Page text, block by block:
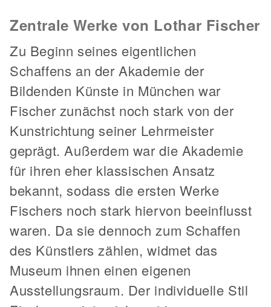
Zentrale Werke von Lothar Fischer
Zu Beginn seines eigentlichen
Schaffens an der Akademie der
Bildenden Künste in München war
Fischer zunächst noch stark von der
Kunstrichtung seiner Lehrmeister
geprägt. Außerdem war die Akademie
für ihren eher klassischen Ansatz
bekannt, sodass die ersten Werke
Fischers noch stark hiervon beeinflusst
waren. Da sie dennoch zum Schaffen
des Künstlers zählen, widmet das
Museum ihnen einen eigenen
Ausstellungsraum. Der individuelle Stil